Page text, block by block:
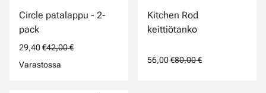
Circle patalappu - 2-
pack
29,40 €42,00 €
Varastossa
Kitchen Rod
keittiötanko
56,00 €80,00 €